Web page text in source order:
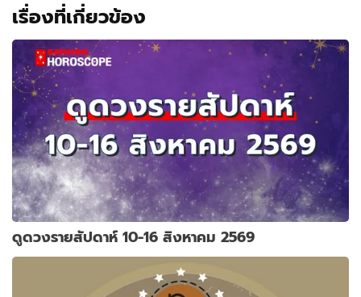
เรื่องที่เกี่ยวข้อง
ดูดวงรายสัปดาห์ 10-16 สิงหาคม 2569